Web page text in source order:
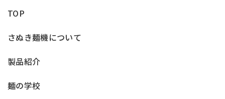
TOP
さぬき麺機について
製品紹介
麺の学校